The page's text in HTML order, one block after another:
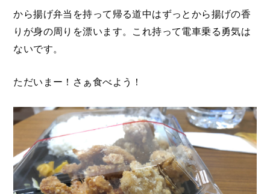
から揚げ弁当を持って帰る道中はずっとから揚げの香
りが身の周りを漂います。これ持って電車乗る勇気は
ないです。
ただいまー！さぁ食べよう！